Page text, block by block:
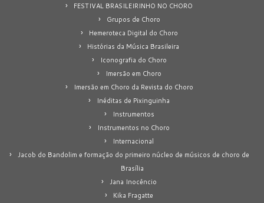
FESTIVAL BRASILEIRINHO NO CHORO
Grupos de Choro
Hemeroteca Digital do Choro
Histórias da Música Brasileira
Iconografia do Choro
Imersão em Choro
Imersão em Choro da Revista do Choro
Inéditas de Pixinguinha
Instrumentos
Instrumentos no Choro
Internacional
Jacob do Bandolim e formação do primeiro núcleo de músicos de choro de
Brasília
Jana Inocêncio
Kika Fragatte